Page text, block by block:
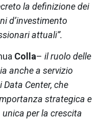
la definizione dei
d’investimento
attuali”.
Colla– il ruolo delle
anche a servizio
Center, che
strategica e
per la crescita